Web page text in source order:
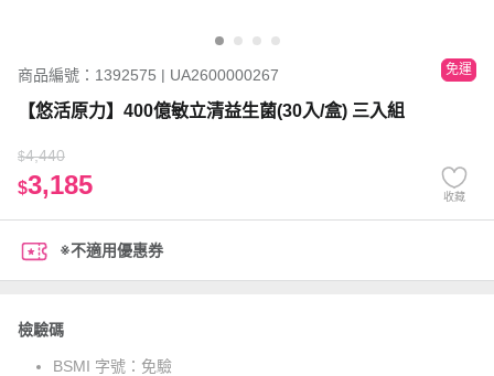
商品編號：1392575 | UA2600000267 免運
【悠活原力】400億敏立清益生菌(30入/盒) 三入組
$4,440
$3,185 收藏
※不適用優惠券
檢驗碼
BSMI 字號： 免驗